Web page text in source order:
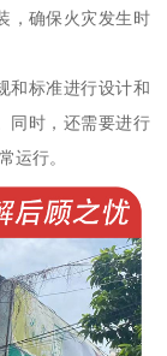
，确保火灾发生时
和标准进行设计和
同时，还需要进行
运行。